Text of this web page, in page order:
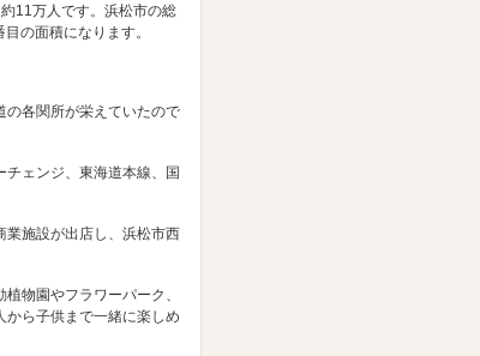
11万人です。浜松市の総
の面積になります。
の各関所が栄えていたので
ェンジ、東海道本線、国
業施設が出店し、浜松市西
物園やフラワーパーク、
ら子供まで一緒に楽しめ